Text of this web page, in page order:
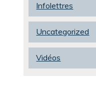
Infolettres
Uncategorized
Vidéos